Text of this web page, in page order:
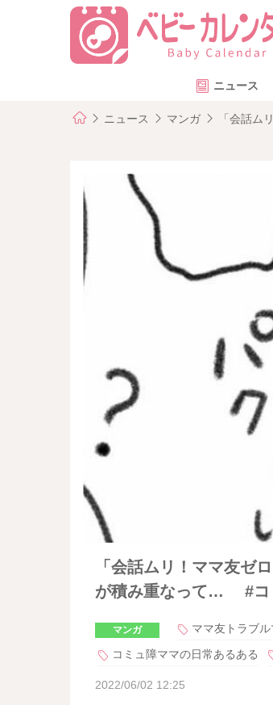
ニュース
ニュース マンガ 「会話
「会話ムリ！ママ友ゼ
が積み重なって… #コ
マンガ ママ友トラブ
コミュ障ママの日常あるある
2022/06/02 12:25